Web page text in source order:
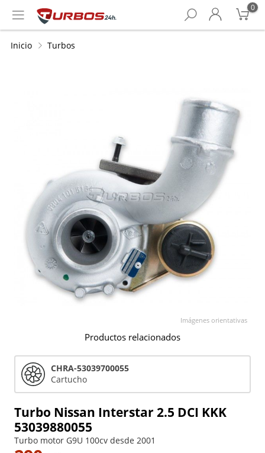
0
Inicio Turbos
Turbo Nissan Interstar 2.5 DCI KKK
53039880055
Turbo motor G9U 100cv desde 2001
Imágenes orientativas
Productos relacionados
CHRA-53039700055
Cartucho